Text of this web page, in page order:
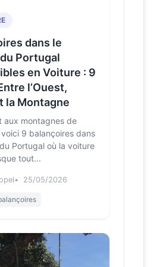
o Baloiço da
Viseu, na região
o mapa...
baloicosdeportugal.pt
o Baloiço Serra da
em São Pedro do
de Viseu, na região
-
Cabril, Baloiço da
dans le
Portugal
en Voiture : 9
l’Ouest,
la Montagne
aux montagnes de
voici 9 balançoires dans
Portugal où la voiture
tout...
25/05/2026